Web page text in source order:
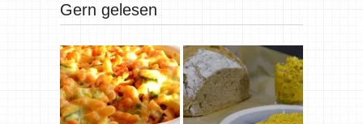
Gern gelesen